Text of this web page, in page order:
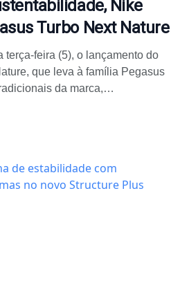
Nike
Turbo Next Nature
terça-feira (5), o lançamento do
que leva à família Pegasus
da marca,…